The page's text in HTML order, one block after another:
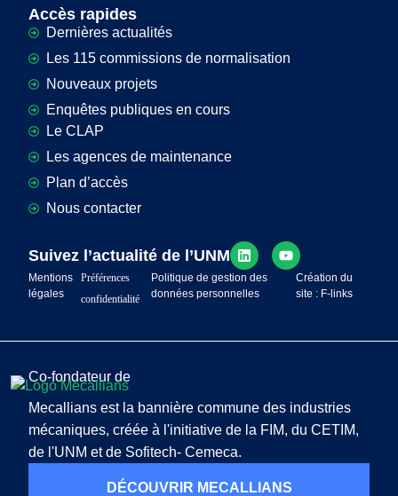
Accès rapides
Dernières actualités
Les 115 commissions de normalisation
Nouveaux projets
Enquêtes publiques en cours
Le CLAP
Les agences de maintenance
Plan d’accès
Nous contacter
Suivez l’actualité de l’UNM
Mentions
légales
Préférences
confidentialité
Politique de gestion des
données personnelles
Création du
site : F-links
Co-fondateur de
Mecallians est la bannière commune des industries
mécaniques, créée à l'initiative de la FIM, du CETIM,
de l'UNM et de Sofitech- Cemeca.
DÉCOUVRIR MECALLIANS